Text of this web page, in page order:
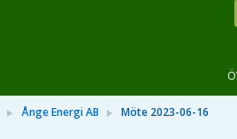
Ånge Energi AB Möte 2023-06-16